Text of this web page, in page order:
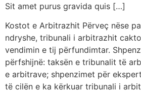
Sit amet purus gravida quis […]
Kostot e Arbitrazhit Përveç nëse
ndryshe, tribunali i arbitrazhit
vendimin e tij përfundimtar.
përfshijnë: taksën e tribunalit të
e arbitrave; shpenzimet për
të cilën e ka kërkuar tribunali i